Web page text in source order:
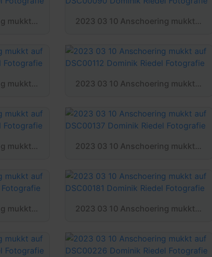
2023 03 10 Anschoering mukkt auf DSC00083 Dominik Riedel Fotografie 2023 03 10 Anschoering mukkt auf DSC00090 Dominik Riedel Fotografie
2023 03 10 Anschoering mukkt auf DSC00104 Dominik Riedel Fotografie 2023 03 10 Anschoering mukkt auf DSC00112 Dominik Riedel Fotografie
2023 03 10 Anschoering mukkt auf DSC00132 Dominik Riedel Fotografie 2023 03 10 Anschoering mukkt auf DSC00137 Dominik Riedel Fotografie
2023 03 10 Anschoering mukkt auf DSC00171 Dominik Riedel Fotografie 2023 03 10 Anschoering mukkt auf DSC00181 Dominik Riedel Fotografie